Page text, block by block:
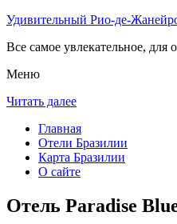
Удивительный Рио-де-
Все самое увлекательное, для
Меню
Читать далее
Главная
Отели Бразилии
Карта Бразилии
О сайте
Отель Paradise